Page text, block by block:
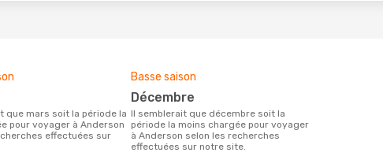
pour voyager à Anderson
effectuées sur
Basse saison
décembre
Il semblerait que décembre soit la
période la moins chargée pour voyager
à Anderson selon les recherches
effectuées sur notre site.